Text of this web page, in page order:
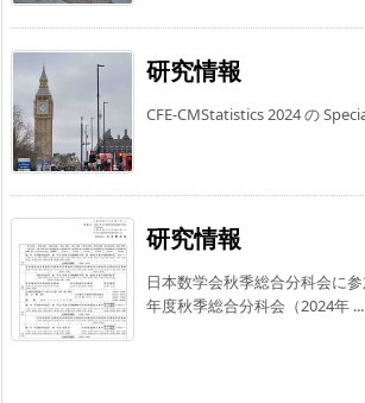
研究情報
CFE-CMStatistics 2024 の
研究情報
日本数学会秋季総合分科会に
年度秋季総合分科会（2024年 ...